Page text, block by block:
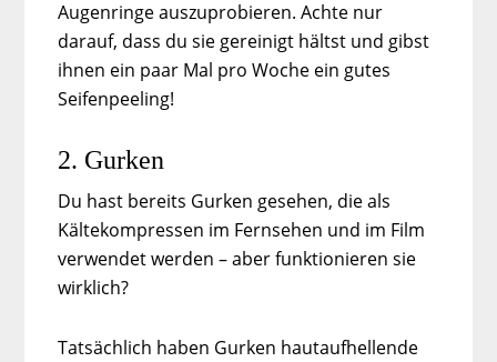
Augenringe auszuprobieren. Achte nur
darauf, dass du sie gereinigt hältst und gibst
ihnen ein paar Mal pro Woche ein gutes
Seifenpeeling!
2. Gurken
Du hast bereits Gurken gesehen, die als
Kältekompressen im Fernsehen und im Film
verwendet werden – aber funktionieren sie
wirklich?
Tatsächlich haben Gurken hautaufhellende